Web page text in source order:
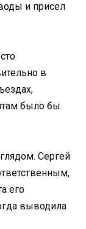
и присел
в
было бы
Сергей
его
выводила